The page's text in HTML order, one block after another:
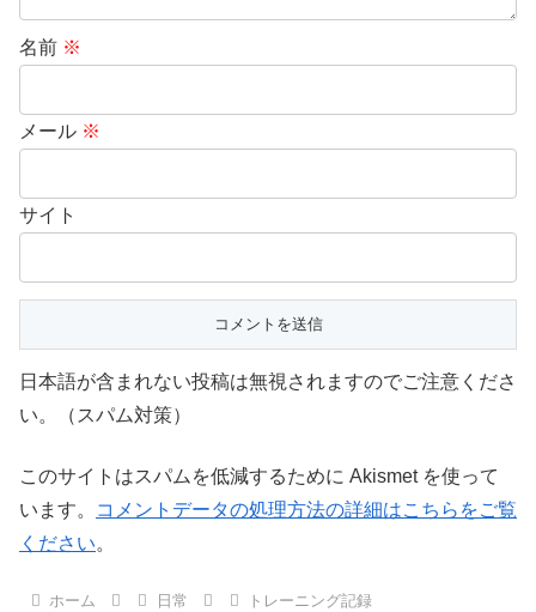
名前 ※
メール ※
サイト
日本語が含まれない投稿は無視されますのでご注意くださ
い。（スパム対策）
このサイトはスパムを低減するために Akismet を使って
います。
コメントデータの処理方法の詳細はこちらをご覧
ください。
ホーム 日常 トレーニング記録